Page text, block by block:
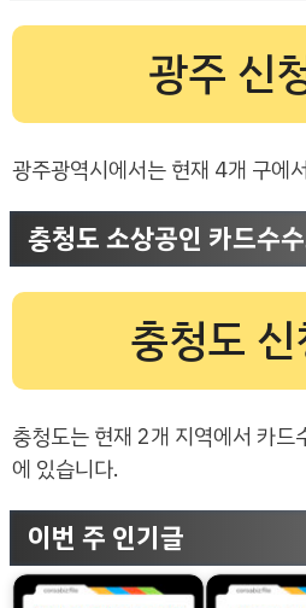
광주 신
광주광역시에서는 현재 4개 구에
충청도 소상공인 카드수
충청도
충청도는 현재 2개 지역에서 카드
에 있습니다.
이번 주 인기글